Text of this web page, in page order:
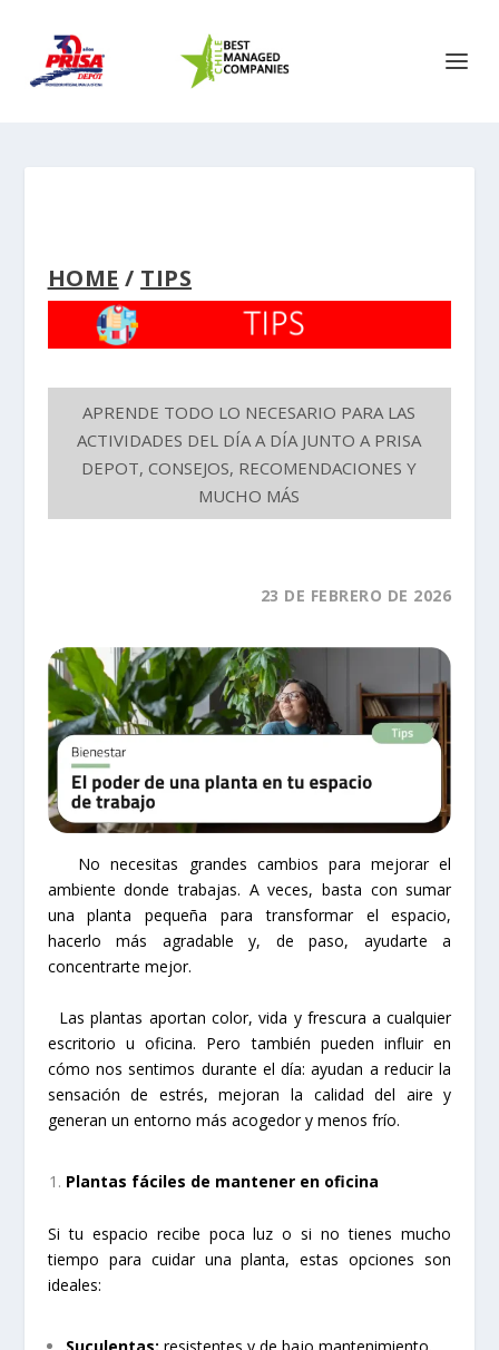
HOME / TIPS
APRENDE TODO LO NECESARIO PARA LAS
ACTIVIDADES DEL DÍA A DÍA JUNTO A PRISA
DEPOT, CONSEJOS, RECOMENDACIONES Y
MUCHO MÁS
23 DE FEBRERO DE 2026
No necesitas grandes cambios para mejorar el
ambiente donde trabajas. A veces, basta con sumar
una planta pequeña para transformar el espacio,
hacerlo más agradable y, de paso, ayudarte a
concentrarte mejor.
Las plantas aportan color, vida y frescura a cualquier
escritorio u oficina. Pero también pueden influir en
cómo nos sentimos durante el día: ayudan a reducir la
sensación de estrés, mejoran la calidad del aire y
generan un entorno más acogedor y menos frío.
Plantas fáciles de mantener en oficina
Si tu espacio recibe poca luz o si no tienes mucho
tiempo para cuidar una planta, estas opciones son
ideales: